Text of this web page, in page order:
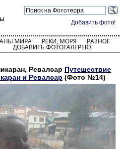
Добавить фото!
МИРА РЕКИ, МОРЯ РАЗНОЕ
ДОБАВИТЬ ФОТОГАЛЕРЕЮ!
Ревалсар Путешествие
и Ревалсар (Фото №14)